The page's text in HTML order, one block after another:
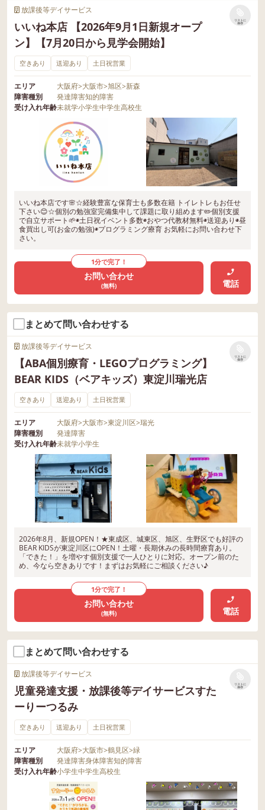
放課後等デイサービス
いいね本店 【2026年9月1日新規オープ
ン】【7月20日から見学会開始】
リストに
保存
空きあり 送迎あり 土日祝営業
エリア 大阪府>大阪市>旭区>新森
障害種別
発達障害知的障害
受け入れ年齢未就学小学生中学生高校生
いいね本店です🌸☆経験豊富な保育士も多数在籍 トイレトレもお任せ
下さい😊☆個別の勉強室完備集中して課題に取り組めます✏️個別支援
で自立サポート🌱◉土日祝イベント多数◉おやつ代教材無料◉送迎あり◉昼
食買出し可(お金の勉強)◉プログラミング療育 お気軽にお問い合わせ下
さい。
1分で完了！
お問い合わせ
(無料) 電話
まとめて問い合わせする
放課後等デイサービス
【ABA個別療育・LEGOプログラミング】
BEAR KIDS（ベアキッズ）東淀川瑞光店
リストに
保存
空きあり 送迎あり 土日祝営業
エリア 大阪府>大阪市>東淀川区>瑞光
障害種別
発達障害
受け入れ年齢未就学小学生
2026年8月、新規OPEN！★東成区、城東区、旭区、生野区でも好評の
BEAR KIDSが東淀川区にOPEN！土曜・長期休みの長時間療育あり。
「できた！」を増やす個別支援で一人ひとりに対応。オープン前のた
め、今なら空きありです！まずはお気軽にご相談ください♪
1分で完了！
お問い合わせ
(無料) 電話
まとめて問い合わせする
放課後等デイサービス
児童発達支援・放課後等デイサービスすた
ーりーつるみ
リストに
保存
空きあり 送迎あり 土日祝営業
エリア 大阪府>大阪市>鶴見区>緑
障害種別
発達障害身体障害知的障害
受け入れ年齢小学生中学生高校生